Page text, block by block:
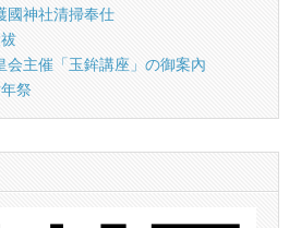
國神社清掃奉仕
会主催「玉鉾講座」の御案內
祭